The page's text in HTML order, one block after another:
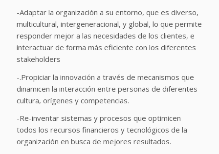
-Adaptar la organización a su entorno, que es diverso,
multicultural, intergeneracional, y global, lo que permite
responder mejor a las necesidades de los clientes, e
interactuar de forma más eficiente con los diferentes
stakeholders
-.Propiciar la innovación a través de mecanismos que
dinamicen la interacción entre personas de diferentes
cultura, orígenes y competencias.
-Re-inventar sistemas y procesos que optimicen
todos los recursos financieros y tecnológicos de la
organización en busca de mejores resultados.